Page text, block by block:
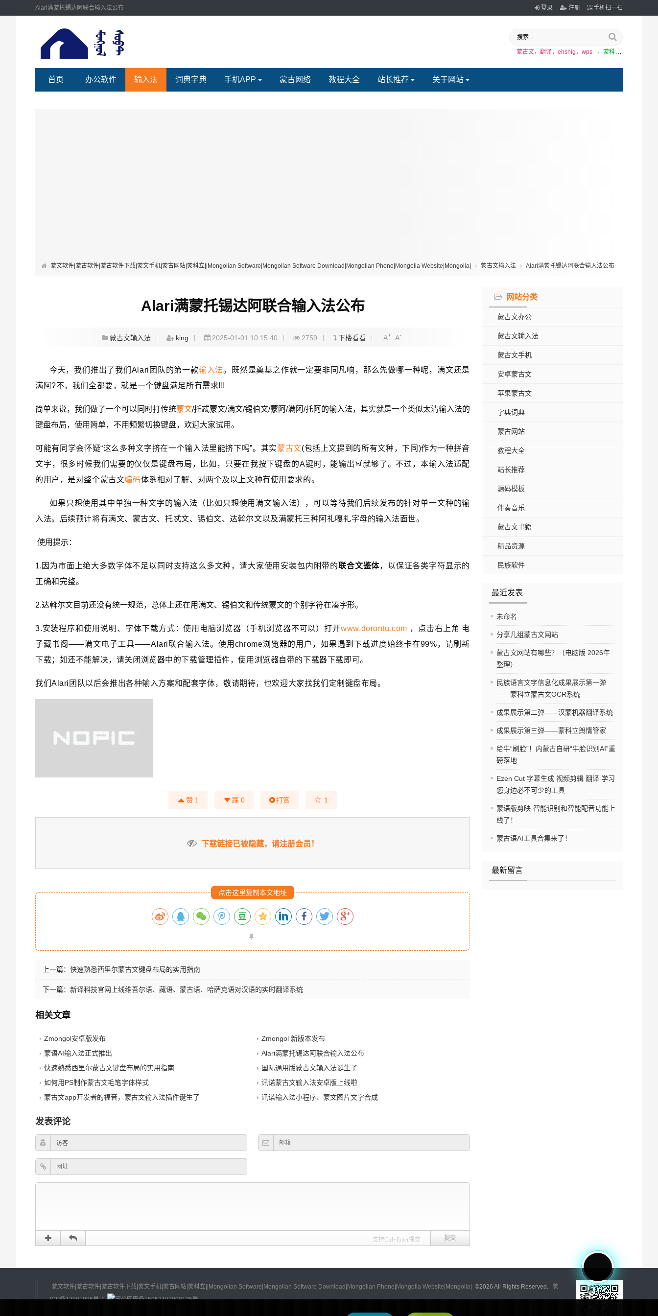
Alari满蒙托锡达阿联合输入法公布 登录 注册 手机扫一扫
蒙古文，翻译，ehshig，wps ，蒙科立
首页 办公软件 输入法 词典字典 手机APP 蒙古网络 教程大全 站长推荐 关于网站
蒙文软件|蒙古软件|蒙古软件下载|蒙文手机|蒙古网站|蒙科立||Mongolian Software|Mongolian Software Download|Mongolian Phone|Mongolia Website|Mongolia| 蒙古文输入法 Alari满蒙托锡达阿联合输入法公布
网站分类
蒙古文办公
蒙古文输入法
蒙古文手机
安卓蒙古文
苹果蒙古文
字典词典
蒙古网站
教程大全
站长推荐
源码模板
伴奏音乐
蒙古文书籍
精品资源
民族软件
最近发表
未命名
分享几组蒙古文网站
蒙古文网站有哪些？（电脑版 2026年
整理）
民族语言文字信息化成果展示第一弹
——蒙科立蒙古文OCR系统
成果展示第二弹——汉蒙机器翻译系统
成果展示第三弹——蒙科立舆情管家
给牛“刷脸”！内蒙古自研“牛脸识别AI”重
磅落地
Ezen Cut 字幕生成 视频剪辑 翻译 学习
您身边必不可少的工具
蒙语版剪映-智能识别和智能配音功能上
线了！
蒙古语AI工具合集来了！
最新留言
Alari满蒙托锡达阿联合输入法公布
蒙古文输入法 king 2025-01-01 10:15:40 2759 下楼看看 A+ A-
今天，我们推出了我们Alari团队的第一款输入法。既然是奠基之作就一定要非同凡响，那么先做哪一种呢，满文还是
满阿?不，我们全都要，就是一个键盘满足所有需求!!!
简单来说，我们做了一个可以同时打传统蒙文/托忒蒙文/满文/锡伯文/蒙阿/满阿/托阿的输入法，其实就是一个类似太清输入法的
键盘布局，使用简单，不用频繁切换键盘，欢迎大家试用。
可能有同学会怀疑“这么多种文字挤在一个输入法里能挤下吗”。其实蒙古文(包括上文提到的所有文种，下同)作为一种拼音
文字，很多时候我们需要的仅仅是键盘布局，比如，只要在我按下键盘的A键时，能输出ᠠ就够了。不过，本输入法适配
的用户，是对整个蒙古文编码体系相对了解、对两个及以上文种有使用要求的。
如果只想使用其中单独一种文字的输入法（比如只想使用满文输入法），可以等待我们后续发布的针对单一文种的输
入法。后续预计将有满文、蒙古文、托忒文、锡伯文、达斡尔文以及满蒙托三种阿礼嘎礼字母的输入法面世。
使用提示：
1. 因 为市面上绝大多数字体不足以同时支持这么多文种，请大家使用安装包内附带的联合文鉴体，以保证各类字符显示的
正确和完整。
2.达斡尔文目前还没有统一规范，总体上还在用满文、锡伯文和传统蒙文的个别字符在凑字形。
3.安装程序和使用说明、字体下载方式：使用电脑浏览器（手机浏览器不可以）打开www.dorontu.com ，点击右上角 电
子藏书阁——满文电子工具——Alari联合输入法。使用chrome浏览器的用户，如果遇到下载进度始终卡在99%，请刷新
下载；如还不能解决，请关闭浏览器中的下载管理插件，使用浏览器自带的下载器下载即可。
我们Alari团队以后会推出各种输入方案和配套字体，敬请期待，也欢迎大家找我们定制键盘布局。
赞 1 踩 0 打赏 ☆ 1
下载链接已被隐藏，请注册会员！
点击这里复制本文地址
上一篇： 快速熟悉西里尔蒙古文键盘布局的实用指南
下一篇： 新译科技官网上线维吾尔语、藏语、蒙古语、哈萨克语对汉语的实时翻译系统
相关文章
Zmongol安卓版发布
Zmongol 新版本发布
蒙语AI输入法正式推出
Alari满蒙托锡达阿联合输入法公布
快速熟悉西里尔蒙古文键盘布局的实用指南
国际通用版蒙古文输入法诞生了
如何用PS制作蒙古文毛笔字体样式
讯诺蒙古文输入法安卓版上线啦
蒙古文app开发者的福音，蒙古文输入法插件诞生了
讯诺输入法小程序、蒙文图片文字合成
发表评论
支持Ctrl+Enter提交
蒙文软件|蒙古软件|蒙古软件下载|蒙文手机|蒙古网站|蒙科立||Mongolian Software|Mongolian Software Download|Mongolian Phone|Mongolia Website|Mongolia| ©2026 All Rights Reserved.
蒙
ICP备13001995号-4
蒙公网安备15052402000125号